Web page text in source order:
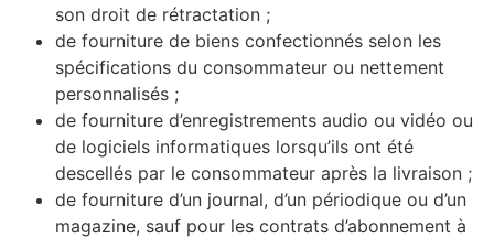
son droit de rétractation ;
de fourniture de biens confectionnés selon les
spécifications du consommateur ou nettement
personnalisés ;
de fourniture d’enregistrements audio ou vidéo ou
de logiciels informatiques lorsqu’ils ont été
descellés par le consommateur après la livraison ;
de fourniture d’un journal, d’un périodique ou d’un
magazine, sauf pour les contrats d’abonnement à